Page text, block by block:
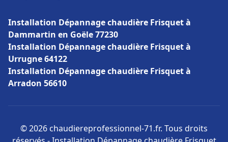
Installation Dépannage chaudière Frisquet à
Dammartin en Goële 77230
Installation Dépannage chaudière Frisquet à
Urrugne 64122
Installation Dépannage chaudière Frisquet à
Arradon 56610
© 2026 chaudiereprofessionnel-71.fr. Tous droits